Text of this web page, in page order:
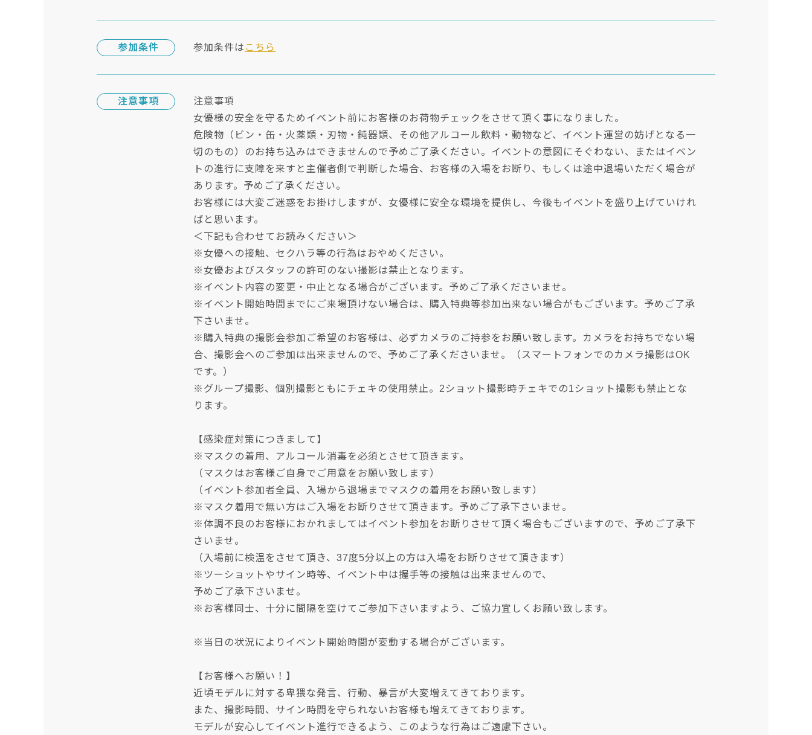
参加条件 参加条件は こちら
注意事項
注意事項
女優様の安全を守るためイベント前にお客様のお荷物チェックをさせて頂く事になりました。
危険物（ビン・缶・火薬類・刃物・鈍器類、その他アルコール飲料・動物など、イベント運営の妨げとなる一
切のもの）のお持ち込みはできませんので予めご了承ください。イベントの意図にそぐわない、またはイベン
トの進行に支障を来すと主催者側で判断した場合、お客様の入場をお断り、もしくは途中退場いただく場合が
あります。予めご了承ください。
お客様には大変ご迷惑をお掛けしますが、女優様に安全な環境を提供し、今後もイベントを盛り上げていけれ
ばと思います。
＜下記も合わせてお読みください＞
※女優への接触、セクハラ等の行為はおやめください。
※女優およびスタッフの許可のない撮影は禁止となります。
※イベント内容の変更・中止となる場合がございます。予めご了承くださいませ。
※イベント開始時間までにご来場頂けない場合は、購入特典等参加出来ない場合がもございます。予めご了承
下さいませ。
※購入特典の撮影会参加ご希望のお客様は、必ずカメラのご持参をお願い致します。カメラをお持ちでない場
合、撮影会へのご参加は出来ませんので、予めご了承くださいませ。（スマートフォンでのカメラ撮影はOK
です。）
※グループ撮影、個別撮影ともにチェキの使用禁止。2ショット撮影時チェキでの1ショット撮影も禁止とな
ります。
【感染症対策につきまして】
※マスクの着用、アルコール消毒を必須とさせて頂きます。
（マスクはお客様ご自身でご用意をお願い致します）
（イベント参加者全員、入場から退場までマスクの着用をお願い致します）
※マスク着用で無い方はご入場をお断りさせて頂きます。予めご了承下さいませ。
※体調不良のお客様におかれましてはイベント参加をお断りさせて頂く場合もございますので、予めご了承下
さいませ。
（入場前に検温をさせて頂き、37度5分以上の方は入場をお断りさせて頂きます）
※ツーショットやサイン時等、イベント中は握手等の接触は出来ませんので、
予めご了承下さいませ。
※お客様同士、十分に間隔を空けてご参加下さいますよう、ご協力宜しくお願い致します。
※当日の状況によりイベント開始時間が変動する場合がございます。
【お客様へお願い！】
近頃モデルに対する卑猥な発言、行動、暴言が大変増えてきております。
また、撮影時間、サイン時間を守られないお客様も増えてきております。
モデルが安心してイベント進行できるよう、このような行為はご遠慮下さい。